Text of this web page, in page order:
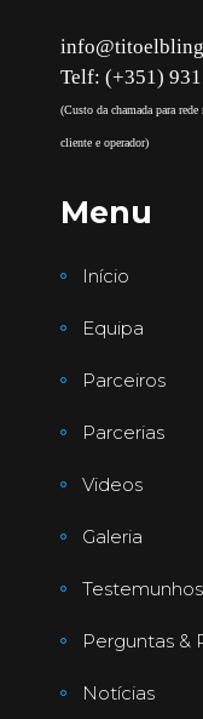
Telf: (+351)
(Custo da chamada para
cliente e operador)
Menu
Início
Equipa
Parceiros
Parcerias
Videos
Galeria
Testemunhos
Perguntas &
Notícias